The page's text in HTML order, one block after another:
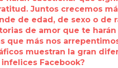
Juntos crecemos
de edad, de sexo o de
de amor que te
que más nos
muestran la gran
Facebook?